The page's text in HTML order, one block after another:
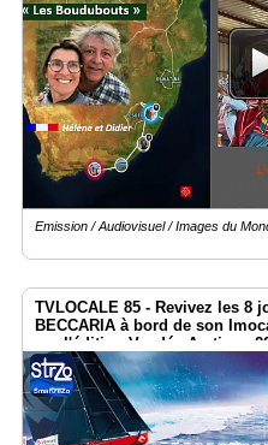
Emission / Audiovisuel / Images du
TVLOCALE 85 - Revivez les 8
BECCARIA à bord de son
sur l'édition Vendée Arctique